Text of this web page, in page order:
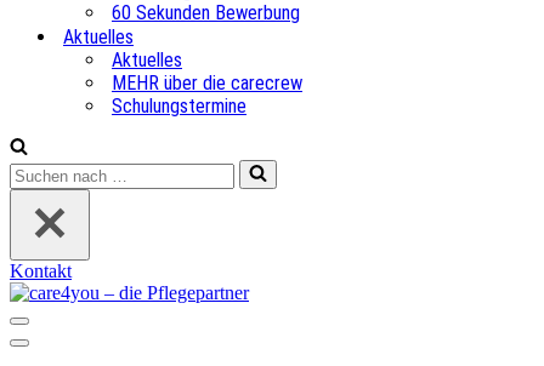
60 Sekunden Bewerbung
Aktuelles
Aktuelles
MEHR über die carecrew
Schulungstermine
Suchen
nach …
Kontakt
Navigations-
Menü
Navigations-